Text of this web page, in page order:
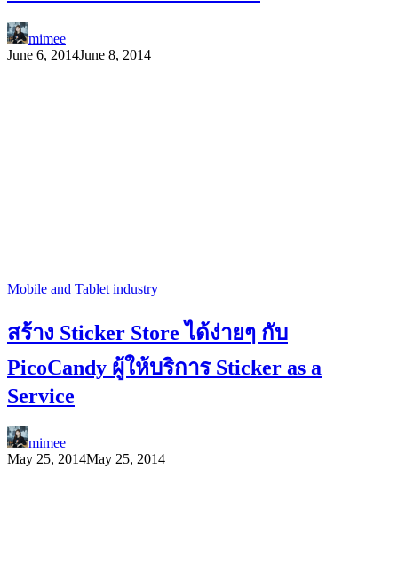
mimee
June 6, 2014June 8, 2014
Mobile and Tablet industry
สร้าง Sticker Store ได้ง่ายๆ กับ
PicoCandy ผู้ให้บริการ Sticker as a
Service
mimee
May 25, 2014May 25, 2014